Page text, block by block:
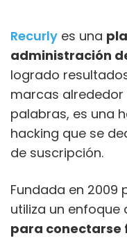
Recurly es una
administración
logrado
marcas alrededor
palabras, es una
hacking que se
de suscripción.
Fundada en 2009
utiliza un enfoque
para conectarse